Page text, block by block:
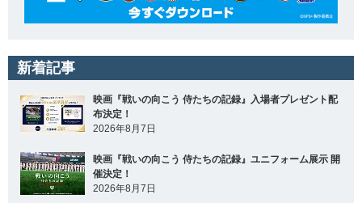
新着記事
映画『戦いの向こう 侍たちの記録』入場者プレゼント配
布決定！
2026年8月7日
映画『戦いの向こう 侍たちの記録』ユニフォーム展示 開
催決定！
2026年8月7日